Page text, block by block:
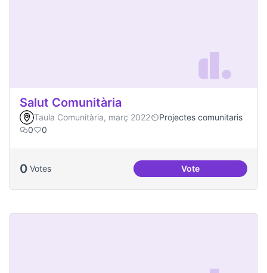
Salut Comunitària
Taula Comunitària, març 2022
Projectes comunitaris
0
0
0 Votes VoteSalut Comunitària